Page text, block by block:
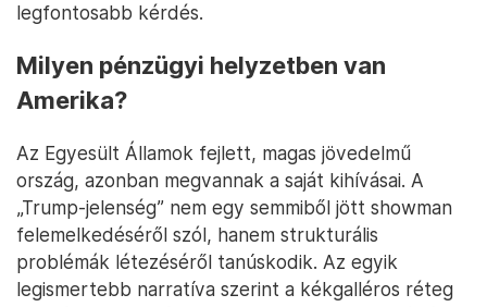
legfontosabb kérdés.
Milyen pénzügyi helyzetben van
Amerika?
Az Egyesült Államok fejlett, magas jövedelmű
ország, azonban megvannak a saját kihívásai. A
„Trump-jelenség” nem egy semmiből jött showman
felemelkedéséről szól, hanem strukturális
problémák létezéséről tanúskodik. Az egyik
legismertebb narratíva szerint a kékgalléros réteg